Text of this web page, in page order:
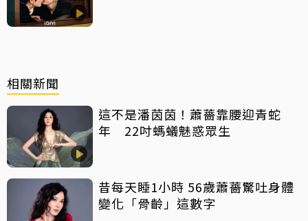
相關新聞
這不是潘茵茵！蕭薔靠腰迎青蛇
年 22吋螞蟻魅惑眾生
昔每天睡1小時 56歲蕭薔驚吐身體
變化「骨齡」這數字